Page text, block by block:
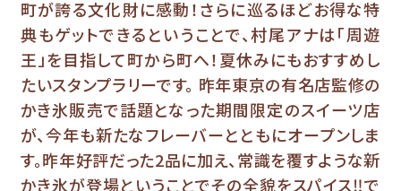
町が誇る文化財に感動！さらに巡るほどお得な特
典もゲットできるということで、村尾アナは「周遊
王」を目指して町から町へ！夏休みにもおすすめし
たいスタンプラリーです。 昨年東京の有名店監修の
かき氷販売で話題となった期間限定のスイーツ店
が、今年も新たなフレーバーとともにオープンしま
す。昨年好評だった2品に加え、常識を覆すような新
かき氷が登場ということでその全貌をスパイス‼で